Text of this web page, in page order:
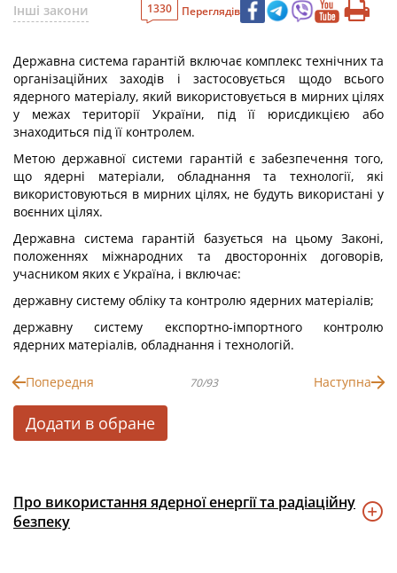
Інші закони
1330 Переглядів
Державна система гарантій включає комплекс технічних та
організаційних заходів і застосовується щодо всього
ядерного матеріалу, який використовується в мирних цілях
у межах території України, під її юрисдикцією або
знаходиться під її контролем.
Метою державної системи гарантій є забезпечення того,
що ядерні матеріали, обладнання та технології, які
використовуються в мирних цілях, не будуть використані у
воєнних цілях.
Державна система гарантій базується на цьому Законі,
положеннях міжнародних та двосторонніх договорів,
учасником яких є Україна, і включає:
державну систему обліку та контролю ядерних матеріалів;
державну систему експортно-імпортного контролю
ядерних матеріалів, обладнання і технологій.
Попередня 70/93 Наступна
Додати в обране
Про використання ядерної енергії та радіаційну
безпеку